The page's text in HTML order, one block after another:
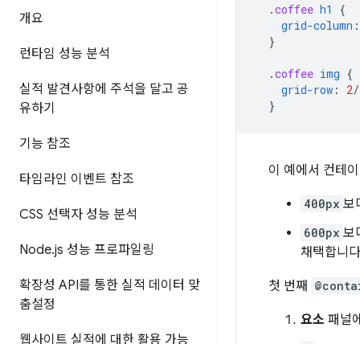
개요
런타임 성능 분석
실적 발견사항에 주석을 달고 공
유하기
기능 참조
타임라인 이벤트 참조
CSS 선택자 성능 분석
Node.js 성능 프로파일링
확장성 API를 통한 실적 데이터 맞
춤설정
웹사이트 실적에 대한 활용 가능
.coffee h1
{
grid-column :
}
.coffee img {
grid-row : 2/
}
이 예에서 컨테
400px 보
600px 보
채택합니
첫 번째
요소 패널